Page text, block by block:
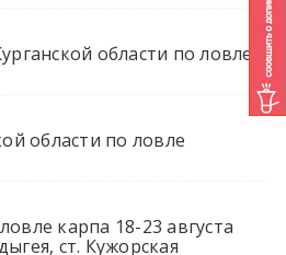
области по ловле
области по ловле
карпа 18-23 августа
ст. Кужорская